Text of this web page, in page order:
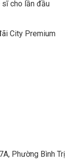
sĩ cho lần đầu
City Premium
Phường Bình Trị